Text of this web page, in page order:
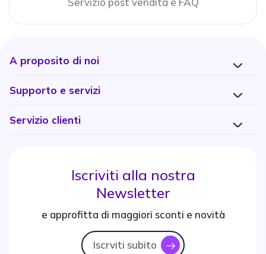
A proposito di noi
Supporto e servizi
Servizio clienti
Iscriviti alla nostra
Newsletter
e approfitta di maggiori sconti e novità
Iscrviti subito icon